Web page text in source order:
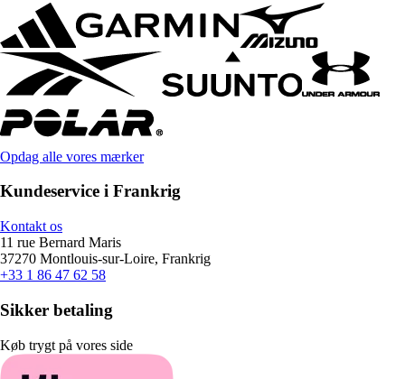
Opdag alle vores mærker
Kundeservice i Frankrig
Kontakt os
11 rue Bernard Maris
37270 Montlouis-sur-Loire, Frankrig
+33 1 86 47 62 58
Sikker betaling
Køb trygt på vores side